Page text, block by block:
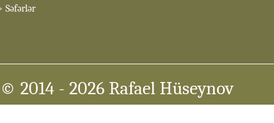
Səfərlər
© 2014 - 2026 Rafael Hüseynov